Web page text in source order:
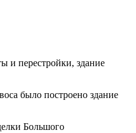
и перестройки, здание
было построено здание
Большого